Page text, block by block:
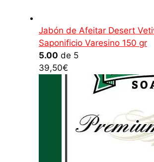
Jabón de Afeitar Desert
Saponificio Varesino 150 gr
5.00 de 5
39,50€